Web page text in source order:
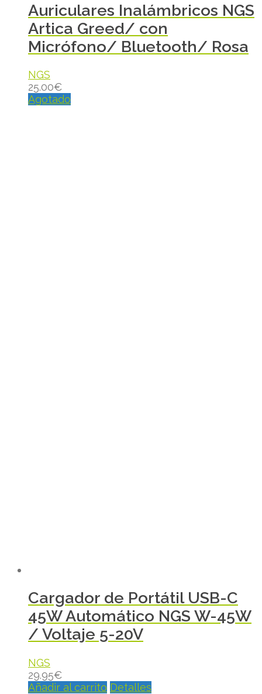
Auriculares Inalámbricos NGS
Artica Greed/ con
Micrófono/ Bluetooth/ Rosa
NGS
25.00€
Agotado
Cargador de Portátil USB-C
45W Automático NGS W-45W
/ Voltaje 5-20V
NGS
29.95€
Añadir al carrito Detalles